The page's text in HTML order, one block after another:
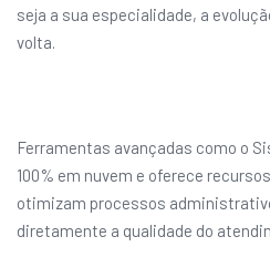
seja a sua especialidade, a
volta.
Ferramentas avançadas como o
100% em nuvem e oferece
otimizam processos
diretamente a qualidade do